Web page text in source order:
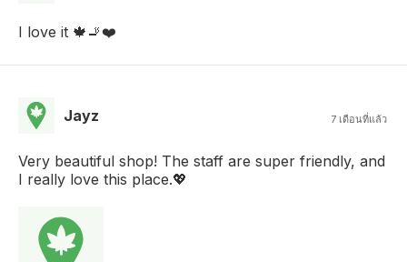
I love it 🍁🚬❤️
Jayz 7 เดือนที่แล้ว
Very beautiful shop! The staff are super friendly, and
I really love this place.💖